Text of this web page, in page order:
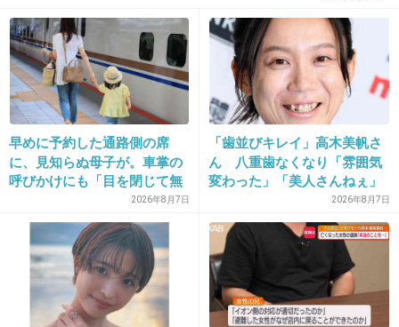
+7
17. 匿名 2019/06/20(木) 18:55:53
LINEは繋がってる
別に休日のこととかアップしてもよくない？
休日なんだしやましくない
ズル休みじゃあるまいし
+6 -0
2019/06/20(木) 18:55:59
早めに予約した通路側の席
に、見知らぬ母子が。車掌の
呼びかけにも「目を閉じて無
視」して居座られました。無
理やり奪われた席は、結
局“やったもん勝ち”になって
しまうのでしょうか？
2026年8月7日
「歯並びキレイ」高木美帆さ
ん 八重歯なくなり「雰囲気
変わった」「美人さんねぇ」
「歯列矯正してるんや」2026年8月7日